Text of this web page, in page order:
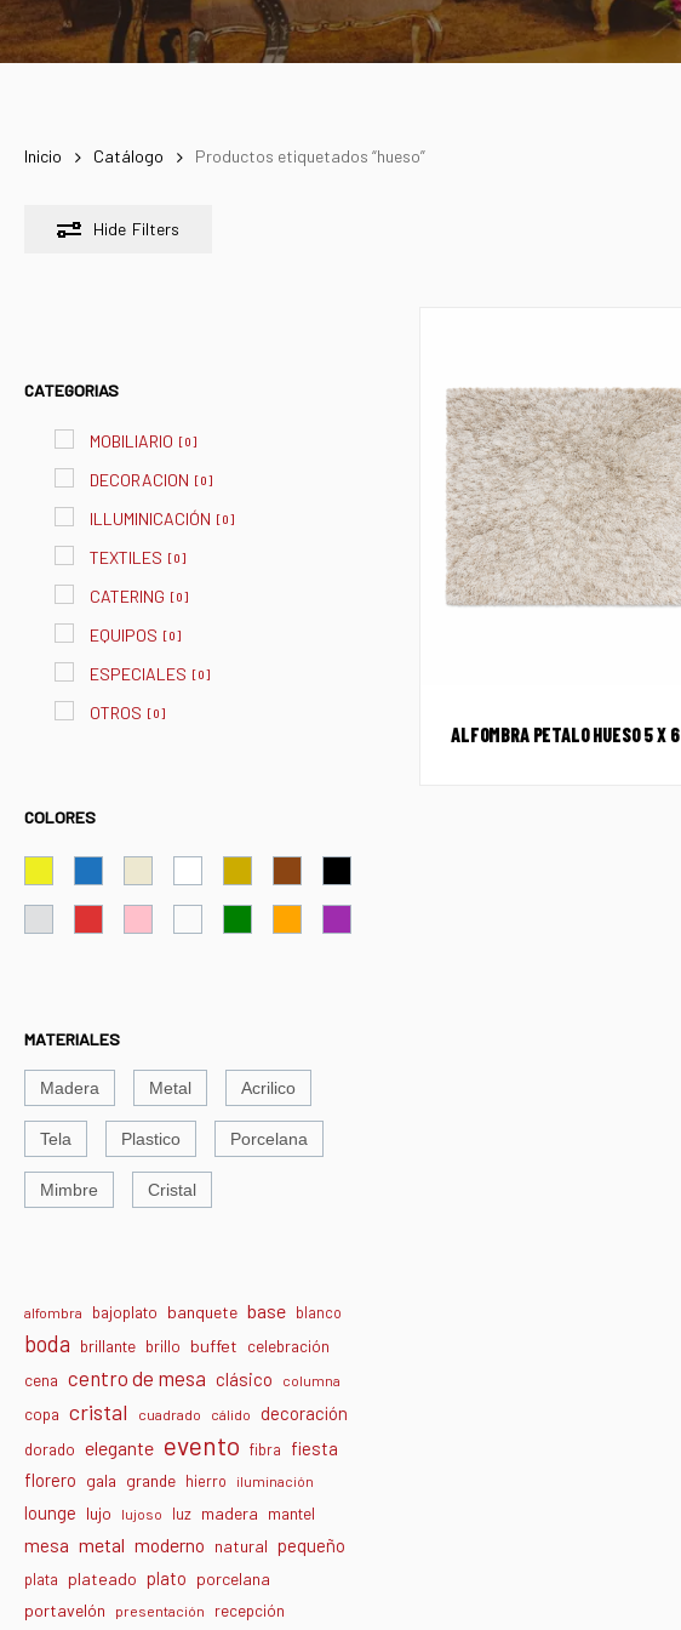
Inicio Catálogo Productos etiquetados “hueso”
Hide Filters
CATEGORIAS
MOBILIARIO [0]
DECORACION [0]
ILLUMINICACIÓN [0]
TEXTILES [0]
CATERING [0]
EQUIPOS [0]
ESPECIALES [0]
OTROS [0]
COLORES
MATERIALES
Madera Metal Acrilico
Tela Plastico Porcelana
Mimbre Cristal
alfombra bajoplato banquete base blanco
boda brillante brillo buffet celebración
cena centro de mesa clásico columna
copa cristal cuadrado cálido decoración
dorado elegante evento fibra fiesta
florero gala grande hierro iluminación
lounge lujo lujoso luz madera mantel
mesa metal moderno natural pequeño
plata plateado plato porcelana
portavelón
presentación recepción
ALFOMBRA PETALO HUESO 5 X 6